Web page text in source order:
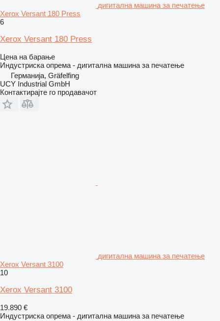
дигитална машина за печатење
Xerox Versant 180 Press
6
Xerox Versant 180 Press
Цена на барање
Индустриска опрема - дигитална машина за печатење
Германија, Gräfelfing
UCY Industrial GmbH
Контактирајте го продавачот
дигитална машина за печатење
Xerox Versant 3100
10
Xerox Versant 3100
19.890 €
Индустриска опрема - дигитална машина за печатење